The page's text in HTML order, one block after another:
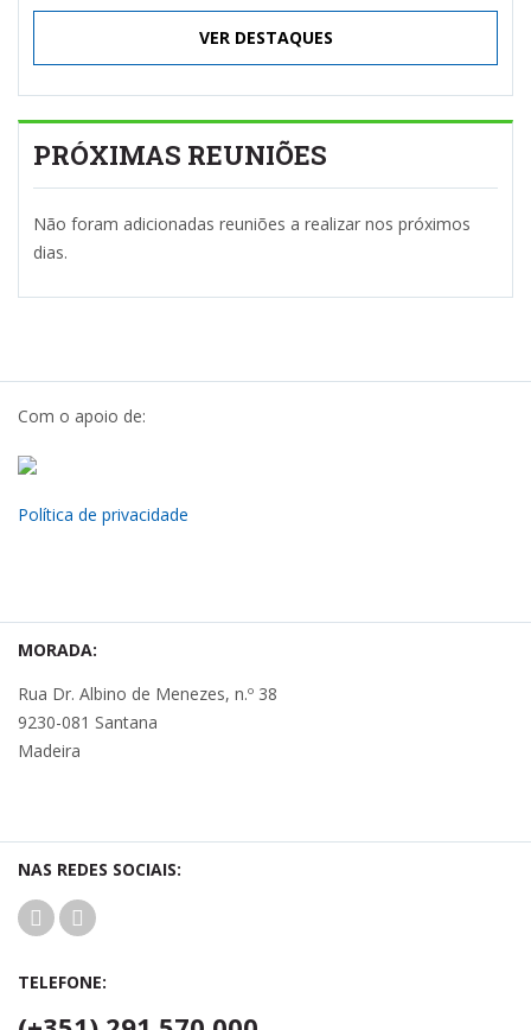
VER DESTAQUES
PRÓXIMAS REUNIÕES
Não foram adicionadas reuniões a realizar nos próximos
dias.
Com o apoio de:
Política de privacidade
MORADA:
Rua Dr. Albino de Menezes, n.º 38
9230-081 Santana
Madeira
NAS REDES SOCIAIS:
TELEFONE: